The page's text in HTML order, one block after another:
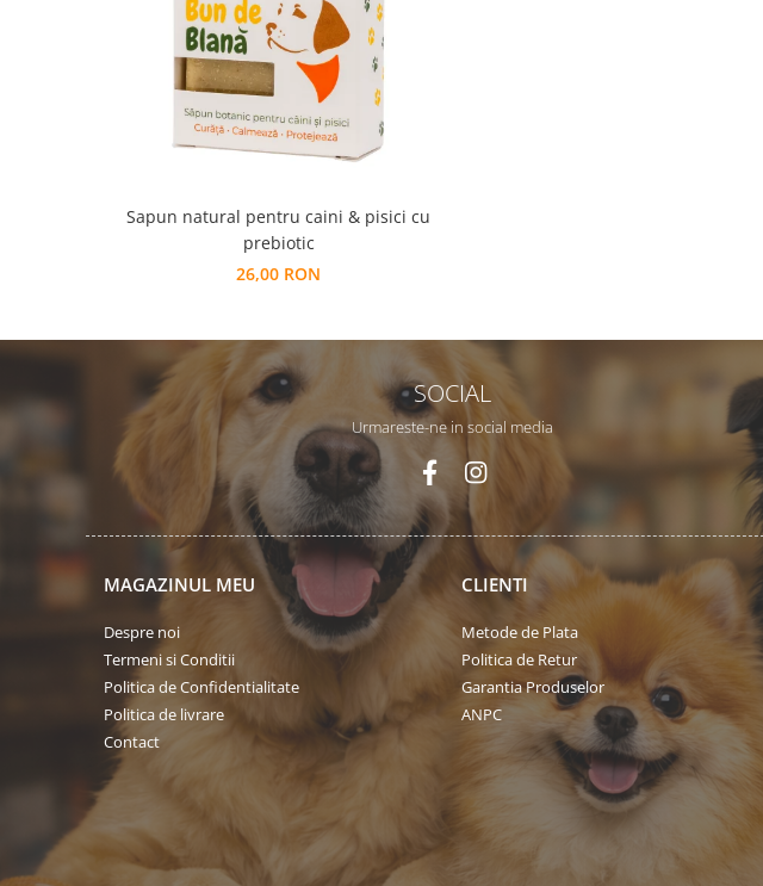
Sapun natural pentru caini & pisici cu
prebiotic
26,00 RON
SOCIAL
Urmareste-ne in social media
MAGAZINUL MEU
Despre noi
Termeni si Conditii
Politica de Confidentialitate
Politica de livrare
Contact
CLIENTI
Metode de Plata
Politica de Retur
Garantia Produselor
ANPC